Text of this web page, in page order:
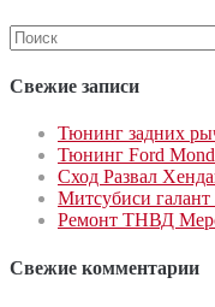
Поиск
для:
Свежие записи
Тюнинг задних
Тюнинг Ford
Сход Развал
Митсубиси галант
Ремонт ТНВД
Свежие комментарии